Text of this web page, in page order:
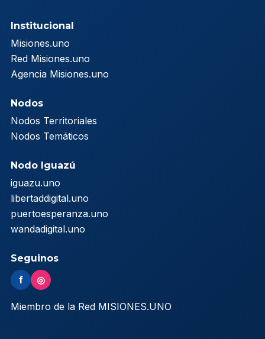
Institucional
Misiones.uno
Red Misiones.uno
Agencia Misiones.uno
Nodos
Nodos Territoriales
Nodos Temáticos
Nodo Iguazú
iguazu.uno
libertaddigital.uno
puertoesperanza.uno
wandadigital.uno
Seguinos
f ◎
Miembro de la Red MISIONES.UNO